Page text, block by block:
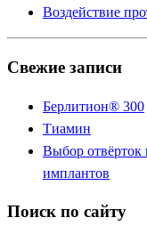
Воздействие
Свежие записи
Берлитион® 300
Тиамин
Выбор отвёрток
имплантов
Поиск по сайту